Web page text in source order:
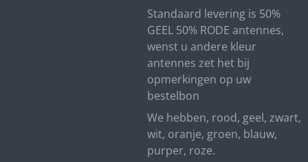
Standaard levering is 50%
GEEL 50% RODE antennes,
wenst u andere kleur
antennes zet het bij
opmerkingen op uw
bestelbon
We hebben, rood, geel, zwart,
wit, oranje, groen, blauw,
purper, roze.